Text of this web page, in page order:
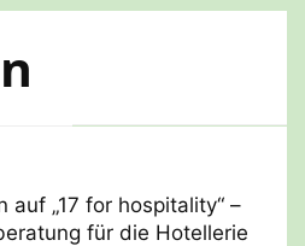
auf „17 for hospitality“ –
für die Hotellerie